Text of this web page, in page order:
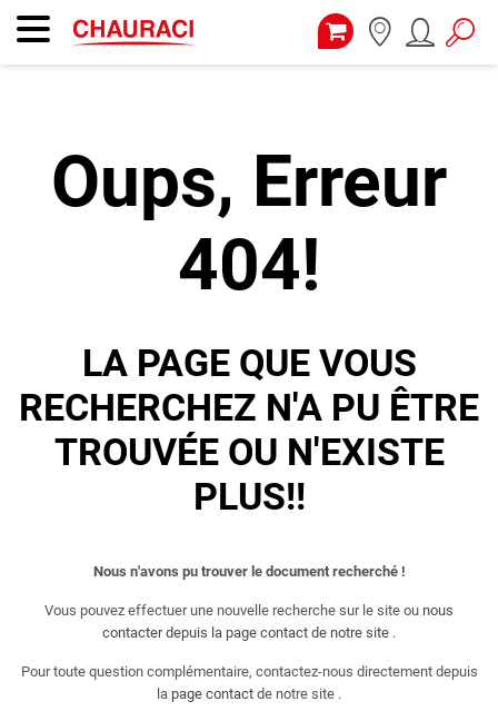
Oups, Erreur
404!
LA PAGE QUE VOUS
RECHERCHEZ N'A PU ÊTRE
TROUVÉE OU N'EXISTE
PLUS!!
Nous n'avons pu trouver le document recherché !
Vous pouvez effectuer une nouvelle recherche sur le site ou nous
contacter depuis la page contact de notre site .
Pour toute question complémentaire, contactez-nous directement depuis
la page contact de notre site .